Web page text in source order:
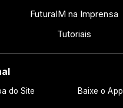
FuturaIM na Imprensa
Tutoriais
do Site Baixe o App